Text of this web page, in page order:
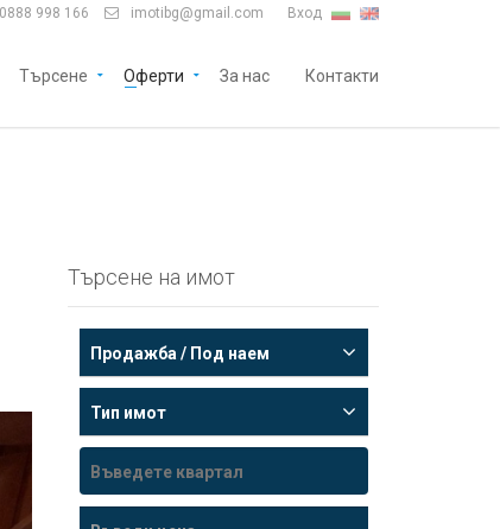
0888 998 166  imotibg@gmail.com Вход
Търсене Оферти За нас Контакти
Търсене на имот
Продажба / Под наем
Тип имот